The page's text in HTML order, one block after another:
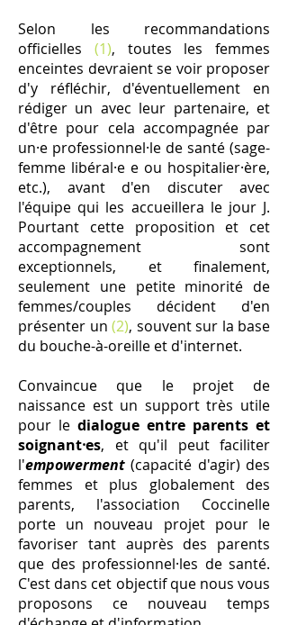
Selon les recommandations
officielles (1), toutes les femmes
enceintes devraient se voir proposer
d'y réfléchir, d'éventuellement en
rédiger un avec leur partenaire, et
d'être pour cela accompagnée par
un⸱e professionnel⸱le de santé (sage-
femme libéral⸱e e ou hospitalier⸱ère,
etc.), avant d'en discuter avec
l'équipe qui les accueillera le jour J.
Pourtant cette proposition et cet
accompagnement sont
exceptionnels, et finalement,
seulement une petite minorité de
femmes/couples décident d'en
présenter un (2), souvent sur la base
du bouche-à-oreille et d'internet.
Convaincue que le projet de
naissance est un support très utile
pour le dialogue entre parents et
soignant⸱es, et qu'il peut faciliter
l'empowerment (capacité d'agir) des
femmes et plus globalement des
parents, l'association Coccinelle
porte un nouveau projet pour le
favoriser tant auprès des parents
que des professionnel⸱les de santé.
C'est dans cet objectif que nous vous
proposons ce nouveau temps